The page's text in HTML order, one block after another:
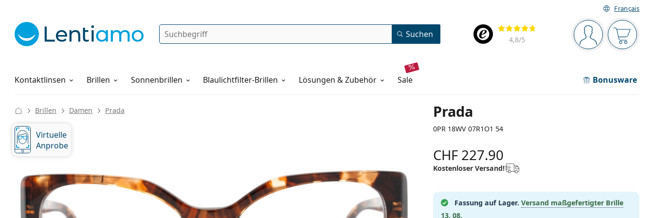
Français
Navigationsleiste
Sie sind Der
Bewertung
4,8/5
Suche Suchen
Kontaktlinsen
Pflegemittel Brillen Sonnenbrillen Blaulichtfilter-Brillen Lösungen & Zubehör sale Bonusware
Alles über den Einkauf
Prada
0PR 18WV 07R1O1 54
Brillen Damen Prada
Virtuelle
Anprobe
CHF 227.90
Kostenloser Versand!
Fassung auf Lager. Versand maßgefertigter Brille
13. 08.